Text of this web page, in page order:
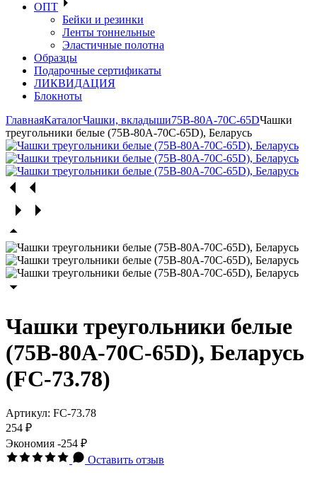
ОПТ
Бейки и резинки
Ленты тоннельные
Эластичные полотна
Образцы
Подарочные сертификаты
ЛИКВИДАЦИЯ
Блокноты
ГлавнаяКаталогЧашки, вкладыши75В-80А-70С-65DЧашки
треугольники белые (75В-80А-70С-65D), Беларусь
Чашки треугольники белые
(75В-80А-70С-65D), Беларусь
(FC-73.78)
Артикул: FC-73.78
254 ₽
Экономия -254 ₽
Оставить отзыв